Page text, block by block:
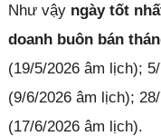
Như vậy ngày tốt
doanh buôn bán
(19/5/2026 âm lịch);
(9/6/2026 âm lịch);
(17/6/2026 âm lịch).